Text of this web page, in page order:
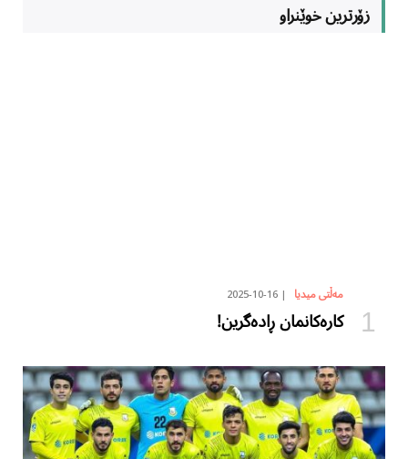
زۆرترین خوێنراو
مەڵتی میدیا 2025-10-16
کارەکانمان ڕادەگرین!